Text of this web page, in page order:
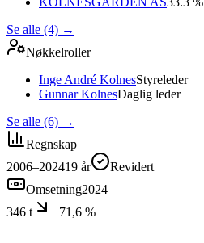
Se alle (4) →
Nøkkelroller
Inge André KolnesStyreleder
Gunnar KolnesDaglig leder
Se alle (6) →
Regnskap
2006–202419 år
Revidert
Omsetning2024
346 t
−71,6 %